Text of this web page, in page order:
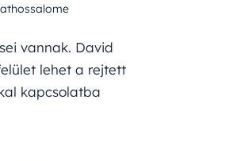
vannak. David
lehet a rejtett
kapcsolatba